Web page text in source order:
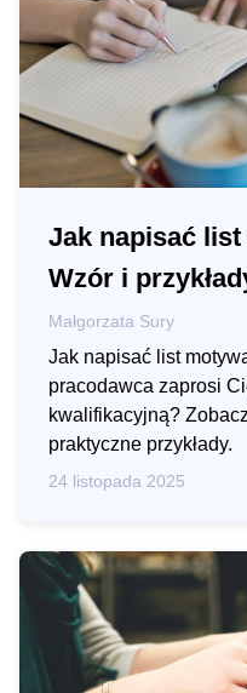
Jak napisać
Wzór i
Małgorzata Sury
Jak napisać list
pracodawca zaprosi
kwalifikacyjną?
praktyczne przykłady.
24 listopada 2025